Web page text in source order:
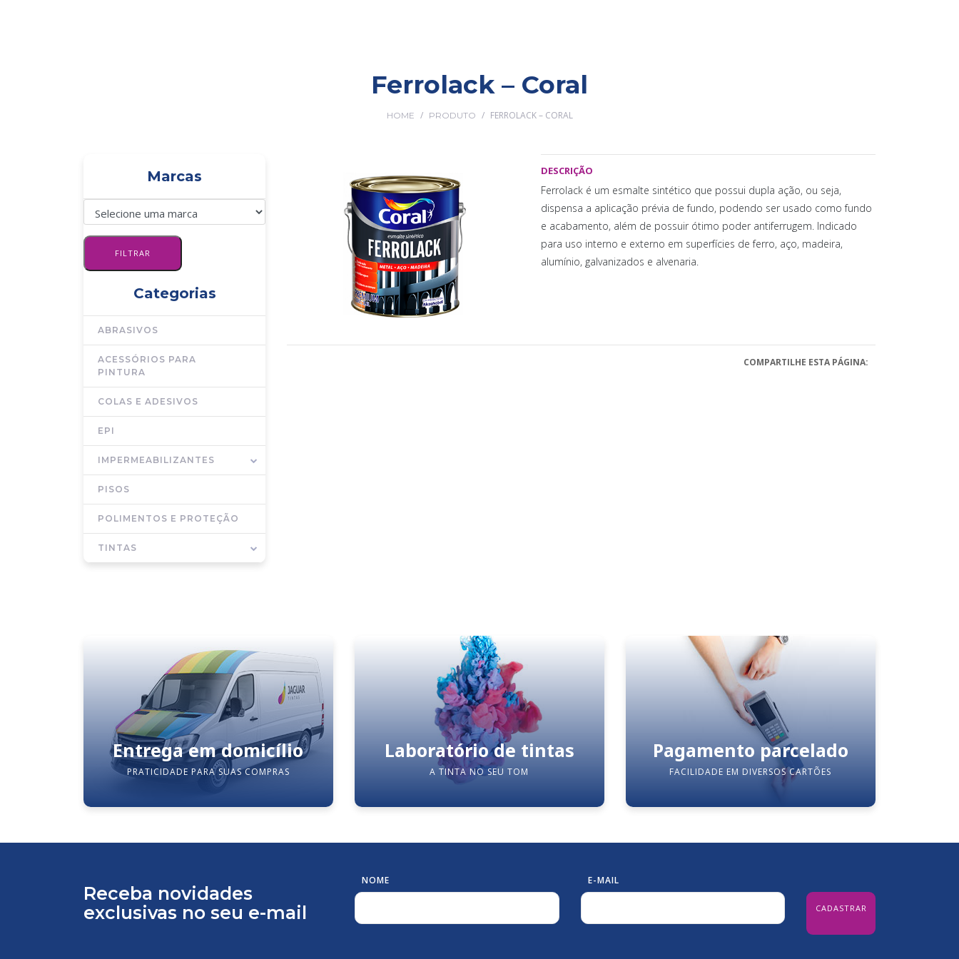
(85) 3342.6640
(85) 3077.7676
SIQUEIRA
(85) 3022.4261
JAGUAR TINTAS PRODUTOS LOJAS FORNECEDORES
Ferrolack – Coral
HOME / PRODUTO / FERROLACK – CORAL
DESCRIÇÃO
Ferrolack é um esmalte sintético que possui dupla ação, ou seja,
dispensa a aplicação prévia de fundo, podendo ser usado como fundo
e acabamento, além de possuir ótimo poder antiferrugem. Indicado
para uso interno e externo em superfícies de ferro, aço, madeira,
alumínio, galvanizados e alvenaria.
COMPARTILHE ESTA PÁGINA:
Marcas
Categorias
ABRASIVOS
ACESSÓRIOS PARA
PINTURA
COLAS E ADESIVOS
EPI
IMPERMEABILIZANTES
PISOS
POLIMENTOS E PROTEÇÃO
TINTAS
Entrega em domicílio
PRATICIDADE PARA SUAS COMPRAS
Laboratório de tintas
A TINTA NO SEU TOM
Pagamento parcelado
FACILIDADE EM DIVERSOS CARTÕES
Receba novidades
exclusivas no seu e-mail
NOME E-MAIL